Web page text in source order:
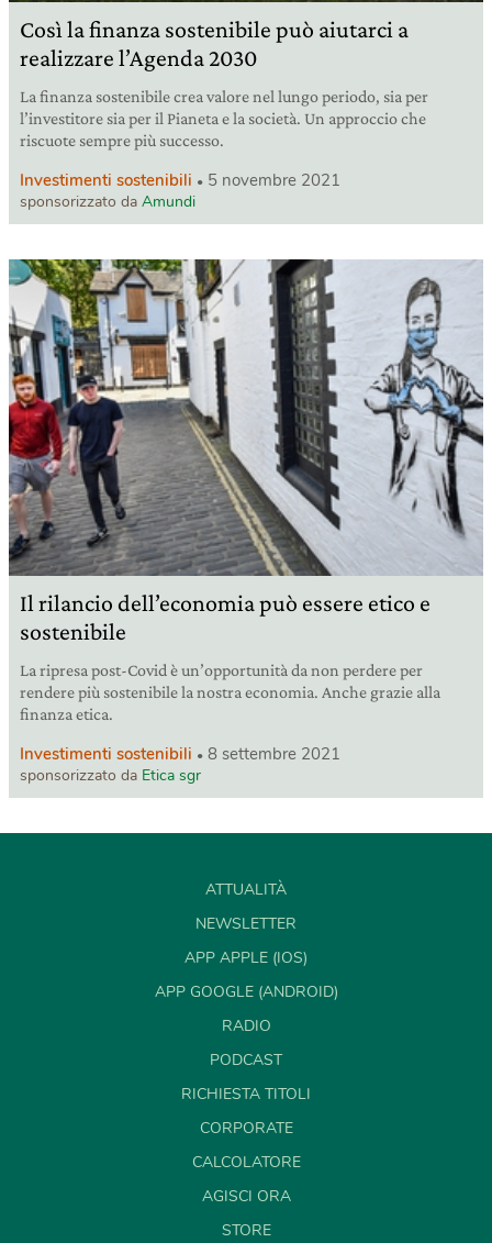
Così la finanza sostenibile può aiutarci a
realizzare l’Agenda 2030
La finanza sostenibile crea valore nel lungo periodo, sia per
l’investitore sia per il Pianeta e la società. Un approccio che
riscuote sempre più successo.
Investimenti sostenibili 5 novembre 2021
sponsorizzato da Amundi
Il rilancio dell’economia può essere etico e
sostenibile
La ripresa post-Covid è un’opportunità da non perdere per
rendere più sostenibile la nostra economia. Anche grazie alla
finanza etica.
Investimenti sostenibili 8 settembre 2021
sponsorizzato da Etica sgr
ATTUALITÀ
NEWSLETTER
APP APPLE (IOS)
APP GOOGLE (ANDROID)
RADIO
PODCAST
RICHIESTA TITOLI
CORPORATE
CALCOLATORE
AGISCI ORA
STORE